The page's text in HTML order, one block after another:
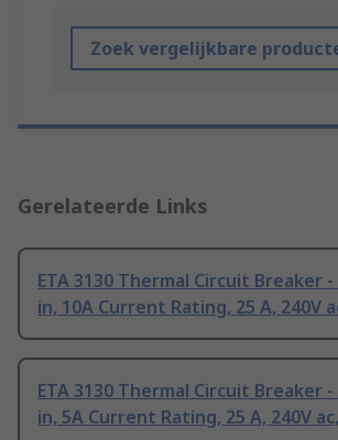
Zoek vergelijkbare
Gerelateerde Links
ETA 3130 Thermal Circuit Breaker -
in, 10A Current Rating, 25 A, 240V
ETA 3130 Thermal Circuit Breaker -
in, 5A Current Rating, 25 A, 240V